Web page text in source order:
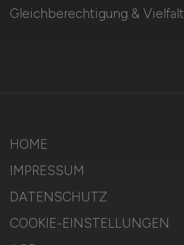
Gleichberechtigung & Vielfalt
HOME
IMPRESSUM
DATENSCHUTZ
COOKIE-EINSTELLUNGEN